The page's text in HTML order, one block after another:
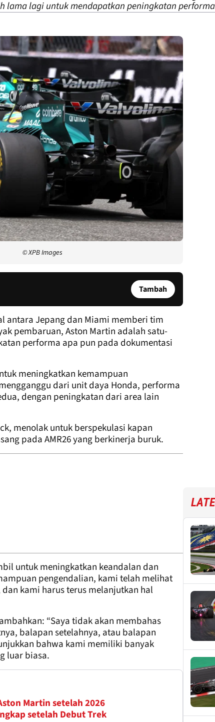
lama lagi untuk mendapatkan peningkatan
© XPB Images
Tambah
antara Jepang dan Miami memberi tim
pembaruan, Aston Martin adalah satu-
performa apa pun pada dokumentasi
meningkatkan kemampuan
dari unit daya Honda, performa
dengan peningkatan dari area lain
menolak untuk berspekulasi kapan
pada AMR26 yang berkinerja buruk.
untuk meningkatkan keandalan dan
pengendalian, kami telah melihat
kami harus terus melanjutkan hal
“Saya tidak akan membahas
balapan setelahnya, atau balapan
bahwa kami memiliki banyak
luar biasa.
Martin setelah 2026
setelah Debut Trek